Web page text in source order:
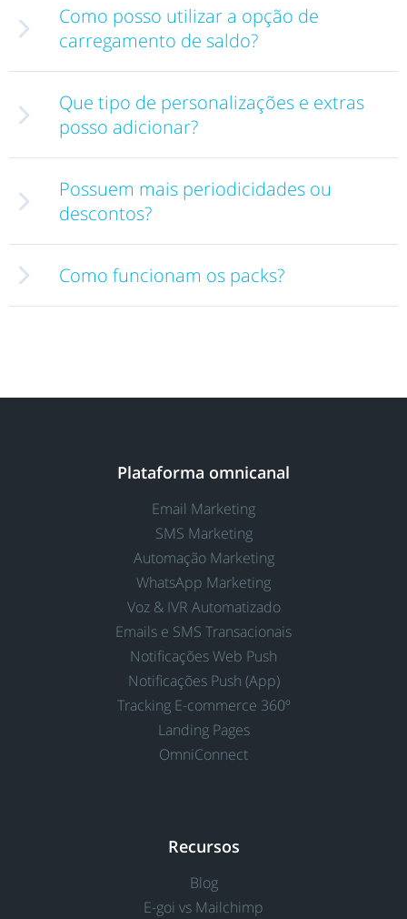
Como posso utilizar a opção de
carregamento de saldo?
Que tipo de personalizações e extras
posso adicionar?
Possuem mais periodicidades ou
descontos?
Como funcionam os packs?
Plataforma omnicanal
Email Marketing
SMS Marketing
Automação Marketing
WhatsApp Marketing
Voz & IVR Automatizado
Emails e SMS Transacionais
Notificações Web Push
Notificações Push (App)
Tracking E-commerce 360º
Landing Pages
OmniConnect
Recursos
Blog
E-goi vs Mailchimp